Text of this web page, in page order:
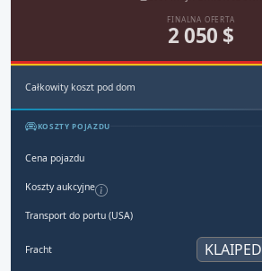
FINALNA OFERTA
2 050 $
Całkowity koszt pod dom
KOSZTY POJAZDU
Cena pojazdu
Koszty aukcyjne
Transport do portu (USA)
Fracht